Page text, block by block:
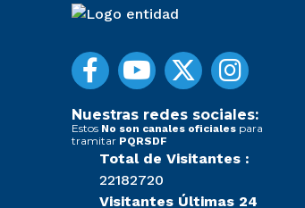
Nuestras redes sociales:
Estos No son canales oficiales para
tramitar PQRSDF
Total de Visitantes :
22182720
Visitantes Últimas 24